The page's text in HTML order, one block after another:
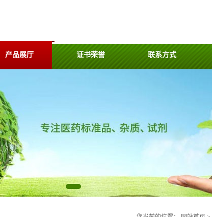
产品展厅 证书荣誉 联系方式